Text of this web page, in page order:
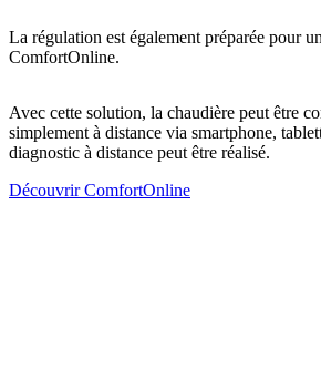
La régulation est également préparée pour
ComfortOnline.
Avec cette solution, la chaudière peut être
simplement à distance via smartphone,
diagnostic à distance peut être réalisé.
Découvrir ComfortOnline